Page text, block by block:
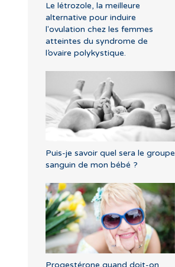
Le létrozole, la meilleure
alternative pour induire
l'ovulation chez les femmes
atteintes du syndrome de
l’ovaire polykystique.
Puis-je savoir quel sera le groupe
sanguin de mon bébé ?
Progestérone,quand doit-on